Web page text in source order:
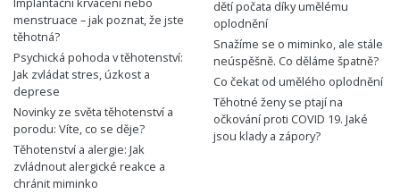
menstruace – jak poznat, že jste
těhotná?
Psychická pohoda v těhotenství:
Jak zvládat stres, úzkost a
deprese
Novinky ze světa těhotenství a
porodu: Víte, co se děje?
Těhotenství a alergie: Jak
zvládnout alergické reakce a
chránit miminko
dětí počata díky umělému
oplodnění
Snažíme se o miminko, ale stále
neúspěšně. Co děláme špatně?
Co čekat od umělého oplodnění
Těhotné ženy se ptají na
očkování proti COVID 19. Jaké
jsou klady a zápory?